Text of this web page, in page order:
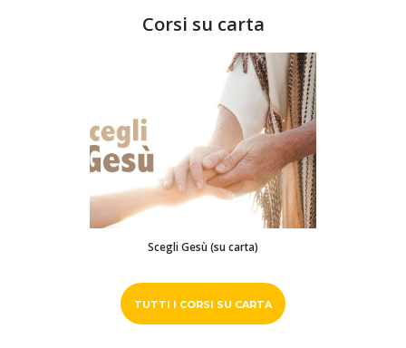
Corsi su carta
Scegli Gesù (su carta)
TUTTI I CORSI SU CARTA